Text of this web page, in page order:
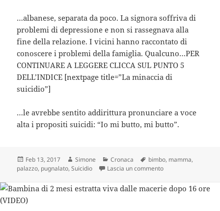
…albanese, separata da poco. La signora soffriva di
problemi di depressione e non si rassegnava alla
fine della relazione. I vicini hanno raccontato di
conoscere i problemi della famiglia. Qualcuno…PER
CONTINUARE A LEGGERE CLICCA SUL PUNTO 5
DELL’INDICE [nextpage title=”La minaccia di
suicidio”]
…le avrebbe sentito addirittura pronunciare a voce
alta i propositi suicidi: “Io mi butto, mi butto”.
Scritto
il
Feb 13, 2017 Autore
Simone Categorie
Cronaca Tag
bimbo, mamma,
palazzo, pugnalato,Suicidio Lascia un commentosu Torino, bimbo